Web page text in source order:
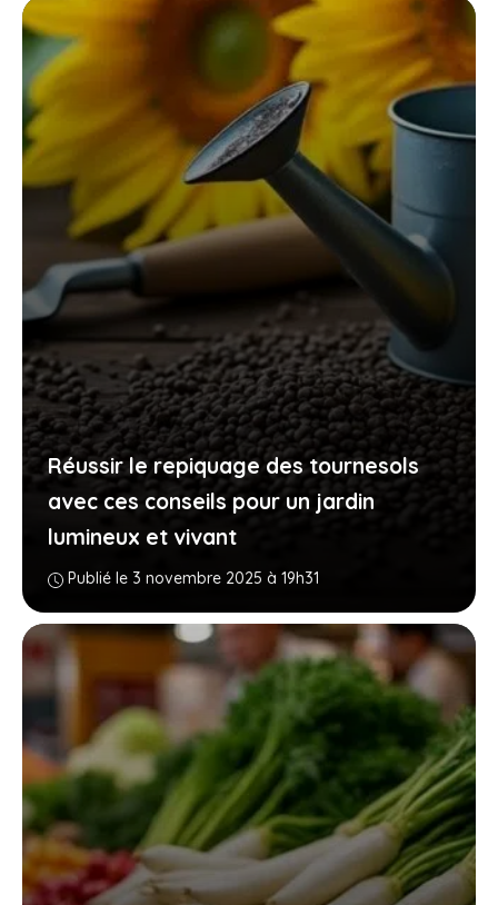
Réussir le repiquage des tournesols
avec ces conseils pour un jardin
lumineux et vivant
Publié le 3 novembre 2025 à 19h31